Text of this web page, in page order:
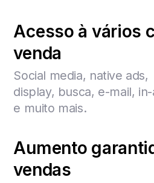
Acesso à vários
venda
Social media, native ads,
display, busca, e-mail,
e muito mais.
Aumento
vendas